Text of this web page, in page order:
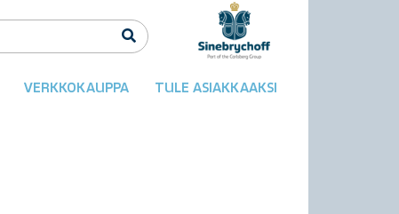
VERKKOKAUPPA TULE ASIAKKAAKSI